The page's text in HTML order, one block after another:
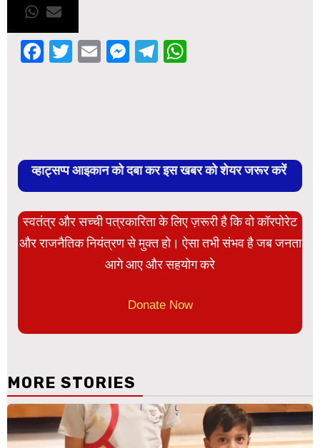
Facebook
Twitter
EmailMessenger
Telegram
व्हाट्सप्प आइकान को दबा कर इस खबर को शेयर जरूर करें
स्वतंत्र और सच्ची पत्रकारिता के लिए ज़रूरी है कि वो कॉरपोरेट
और राजनैतिक नियंत्रण से मुक्त हो। ऐसा तभी संभव है जब जनता
आगे आए और सहयोग करे
Donate Now
MORE STORIES